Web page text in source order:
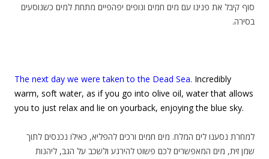
סוף קיבל את פנינו עם מים חמים ונופים יפהפיים מתחת למים כשנוסעים
בסירה.
The next day we were taken to the Dead Sea. Incredibly
warm, soft water, as if you go into olive oil, water that allows
you to just relax and lie on yourback, enjoying the blue sky.
למחרת נסענו לים המלח. מים חמים ורכים להפליא, כאילו נכנסים לתוך
שמן זית, מים המאפשרים לכם פשוט להירגע ולשכב על הגב, ליהנות